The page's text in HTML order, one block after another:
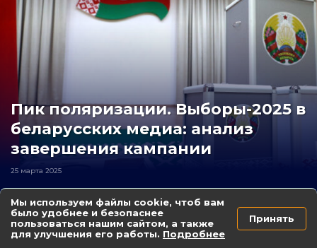
Пик поляризации. Выборы-2025 в
беларусских медиа: анализ
завершения кампании
25 марта 2025
Как беларусские СМИ соблюдали стандарты
журналистики в январе 2025 года
Мы используем файлы cookie, чтоб вам
было удобнее и безопаснее
пользоваться нашим сайтом, а также
для улучшения его работы. Подробнее
Принять